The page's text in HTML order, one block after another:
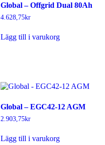
Global – Offgrid Dual 80Ah
4.628,75kr
Lägg till i varukorg
Global – EGC42-12 AGM
2.903,75kr
Lägg till i varukorg